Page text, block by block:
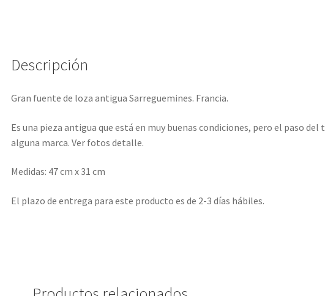
Descripción
Gran fuente de loza antigua Sarreguemines. Francia.
Es una pieza antigua que está en muy buenas condiciones, pero el paso del
alguna marca. Ver fotos detalle.
Medidas: 47 cm x 31 cm
El plazo de entrega para este producto es de 2-3 días hábiles.